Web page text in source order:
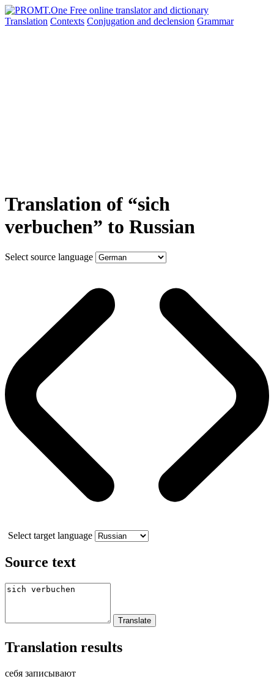
Translation Contexts Conjugation and declension Grammar
Translation of “sich
verbuchen” to Russian
Select source language
Select target language
Source text
Translation results
себя записывают